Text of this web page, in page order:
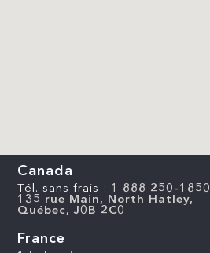
Canada
Tél. sans frais : 1 888 250-1850
135 rue Main, North Hatley,
Québec, J0B 2C0
France